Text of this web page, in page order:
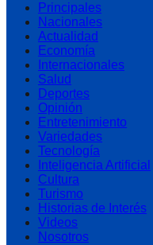
Principales
Nacionales
Actualidad
Economía
Internacionales
Salud
Deportes
Opinión
Entretenimiento
Variedades
Tecnología
Inteligencia Artificial
Cultura
Turismo
Historias de Interés
Videos
Nosotros